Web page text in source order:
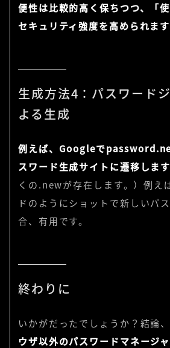
便性は比較的高く保ちつつ、「
セキュリティ強度を高められます
生成方法4：パスワード
よる生成
例えば、Googleで
スワード生成サイトに遷移しま
くの.newが存在します。）例え
ドのようにショットで新しいパ
合、有用です。
終わりに
いかがだったでしょうか？結論
ウザ以外のパスワードマネージ